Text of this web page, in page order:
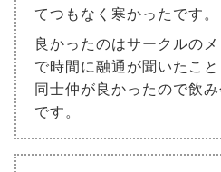
てつもなく寒かったです。
良かったのはサークルの
で時間に融通が聞いたこ
同士仲が良かったので飲
です。